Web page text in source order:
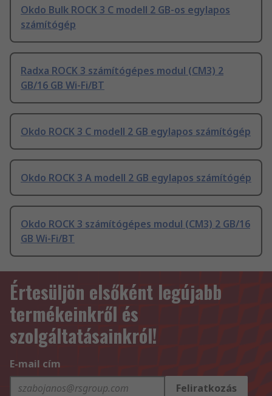
Okdo Bulk ROCK 3 C modell 2 GB-os egylapos
számítógép
Radxa ROCK 3 számítógépes modul (CM3) 2
GB/16 GB Wi-Fi/BT
Okdo ROCK 3 C modell 2 GB egylapos számítógép
Okdo ROCK 3 A modell 2 GB egylapos számítógép
Okdo ROCK 3 számítógépes modul (CM3) 2 GB/16
GB Wi-Fi/BT
Értesüljön elsőként legújabb
termékeinkről és
szolgáltatásainkról!
E-mail cím
Feliratkozás